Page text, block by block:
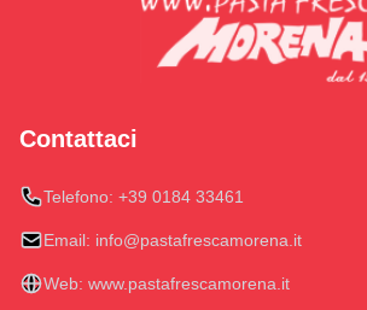
Contattaci
Telefono: +39 0184 33461
Email: info@pastafrescamorena.it
Web: www.pastafrescamorena.it